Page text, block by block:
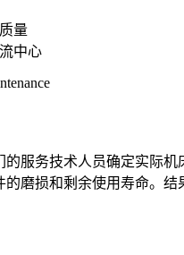
量
中心
的服务技术人员确定实际机
的磨损和剩余使用寿命。结